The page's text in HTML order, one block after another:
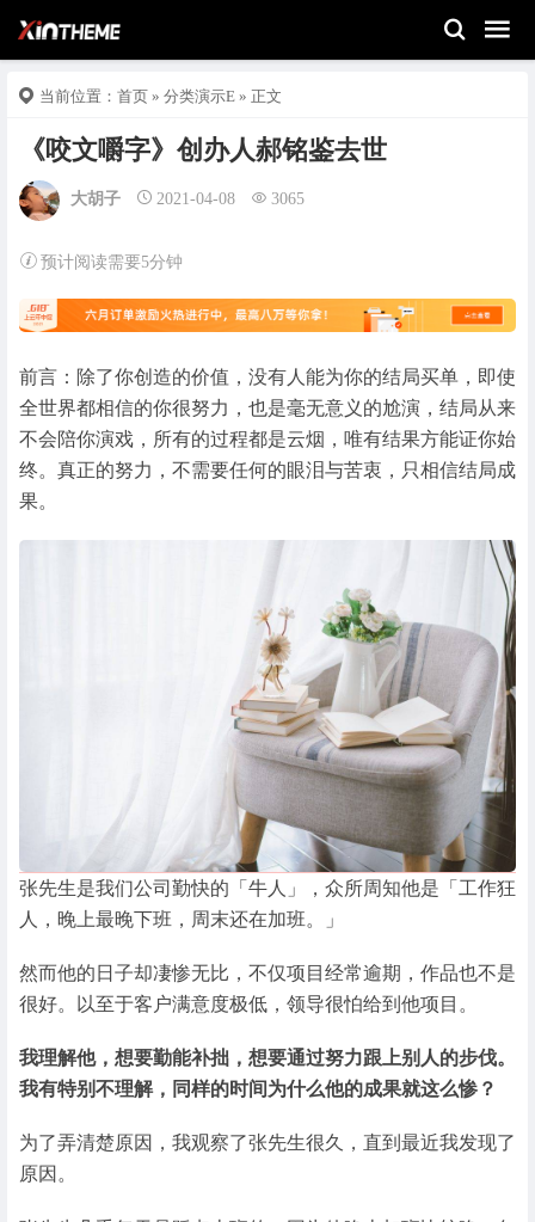
当前位置： 首页 » 分类演示E » 正文
《咬文嚼字》创办人郝铭鉴去世
大胡子 2021-04-08 3065
预计阅读需要5分钟
前言：除了你创造的价值，没有人能为你的结局买单，即使
全世界都相信的你很努力，也是毫无意义的尬演，结局从来
不会陪你演戏，所有的过程都是云烟，唯有结果方能证你始
终。真正的努力，不需要任何的眼泪与苦衷，只相信结局成
果。
张先生是我们公司勤快的「牛人」，众所周知他是「工作狂
人，晚上最晚下班，周末还在加班。」
然而他的日子却凄惨无比，不仅项目经常逾期，作品也不是
很好。以至于客户满意度极低，领导很怕给到他项目。
我理解他，想要勤能补拙，想要通过努力跟上别人的步伐。
我有特别不理解，同样的时间为什么他的成果就这么惨？
为了弄清楚原因，我观察了张先生很久，直到最近我发现了
原因。